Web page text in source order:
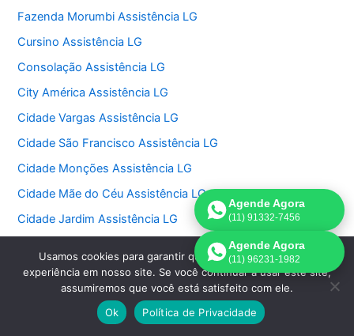
Fazenda Morumbi Assistência LG
Cursino Assistência LG
Consolação Assistência LG
City América Assistência LG
Cidade Vargas Assistência LG
Cidade São Francisco Assistência LG
Cidade Monções Assistência LG
Cidade Mãe do Céu Assistência LG
Cidade Jardim Assistência LG
Chácara Santo Antonio Assistência LG
Chácara Monte Alegre Assistência LG
Chácara Klabin Assistência LG
Agende Agora
(11) 91332-7456
Agende Agora
(11) 96231-1982
Usamos cookies para garantir que oferecemos a melhor
experiência em nosso site. Se você continuar a usar este site,
assumiremos que você está satisfeito com ele.
Ok
Política de Privacidade